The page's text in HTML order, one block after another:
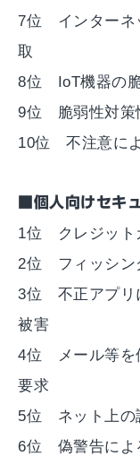
7位 インターネ
取
8位 IoT機器の
9位 脆弱性対策
10位 不注意に
■個人向けセキ
1位 クレジット
2位 フィッシン
3位 不正アプリ
被害
4位 メール等を
要求
5位 ネット上の
6位 偽警告によ